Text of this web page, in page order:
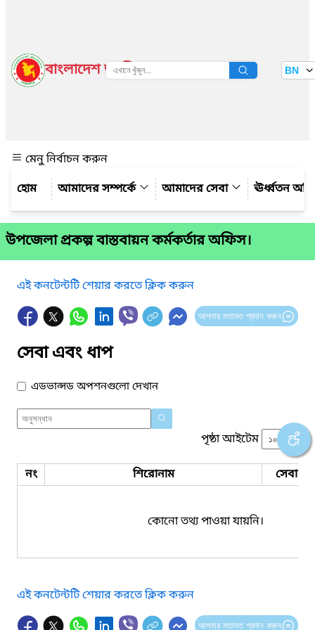
বাংলাদেশ জাতীয় তথ্য বাতায়ন BN
মেনু নির্বাচন করুন
আমাদের সম্পর্কে
আমাদের সেবা ঊর্ধ্বতন
উপজেলা প্রকল্প বাস্তবায়ন কর্মকর্তার অফিস।
এই কনটেন্টটি শেয়ার করতে ক্লিক করুন
আপনার মতামত প্রদান করুন
সেবা এবং ধাপ
এডভান্সড অপশনগুলো দেখান
পৃষ্ঠা আইটেম
নং শিরোনাম সেবার
কোনো তথ্য পাওয়া যায়নি।
এই কনটেন্টটি শেয়ার করতে ক্লিক করুন
আপনার মতামত প্রদান করুন